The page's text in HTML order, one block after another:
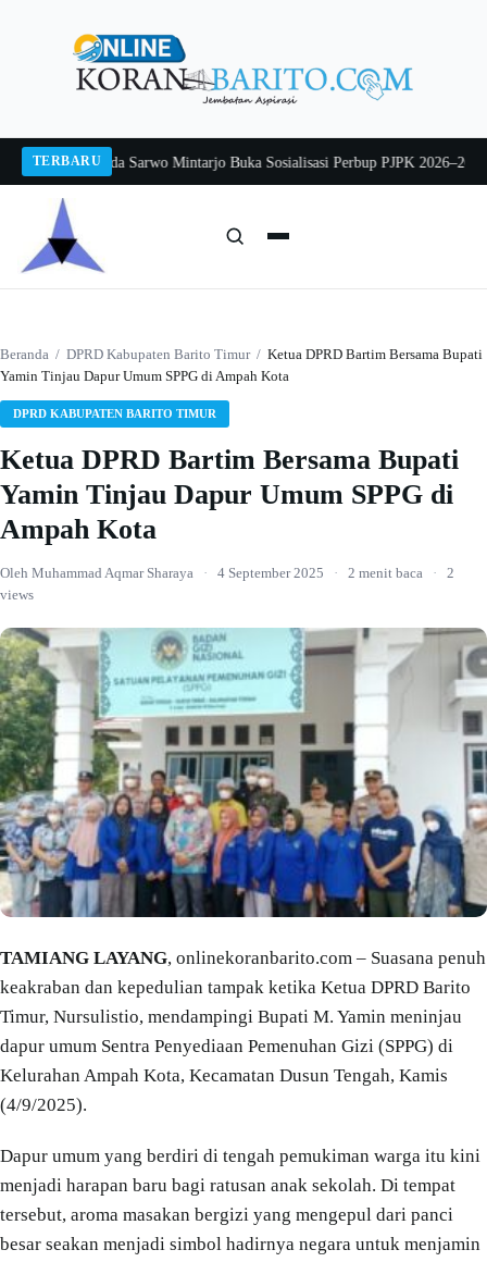
TERBARU
Pj Sekda Sarwo Mintarjo Buka Sosialisasi Perbup PJPK 2026–2030
Beranda / DPRD Kabupaten Barito Timur / Ketua DPRD Bartim Bersama Bupati
Yamin Tinjau Dapur Umum SPPG di Ampah Kota
DPRD KABUPATEN BARITO TIMUR
Ketua DPRD Bartim Bersama Bupati
Yamin Tinjau Dapur Umum SPPG di
Ampah Kota
Oleh Muhammad Aqmar Sharaya · 4 September 2025 · 2 menit baca ·
2
views
TAMIANG LAYANG, onlinekoranbarito.com – Suasana penuh
keakraban dan kepedulian tampak ketika Ketua DPRD Barito
Timur, Nursulistio, mendampingi Bupati M. Yamin meninjau
dapur umum Sentra Penyediaan Pemenuhan Gizi (SPPG) di
Kelurahan Ampah Kota, Kecamatan Dusun Tengah, Kamis
(4/9/2025).
Dapur umum yang berdiri di tengah pemukiman warga itu kini
menjadi harapan baru bagi ratusan anak sekolah. Di tempat
tersebut, aroma masakan bergizi yang mengepul dari panci
besar seakan menjadi simbol hadirnya negara untuk menjamin